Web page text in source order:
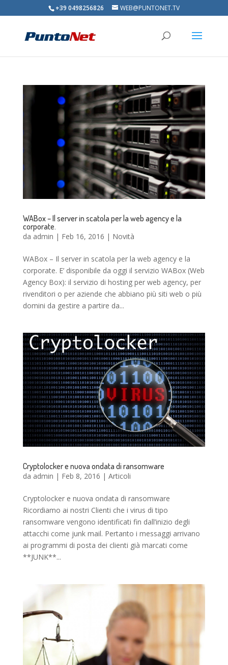
+39 0498256826 WEB@PUNTONET.TV
WABox – Il server in scatola per la web agency e la
corporate.
da admin | Feb 16, 2016 | Novità
WABox – Il server in scatola per la web agency e la
corporate. E’ disponibile da oggi il servizio WABox (Web
Agency Box): il servizio di hosting per web agency, per
rivenditori o per aziende che abbiano più siti web o più
domini da gestire a partire da...
Cryptolocker e nuova ondata di ransomware
da admin | Feb 8, 2016 | Articoli
Cryptolocker e nuova ondata di ransomware
Ricordiamo ai nostri Clienti che i virus di tipo
ransomware vengono identificati fin dall’inizio degli
attacchi come junk mail. Pertanto i messaggi arrivano
ai programmi di posta dei clienti già marcati come
**JUNK**...